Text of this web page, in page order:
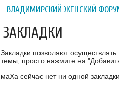
ВЛАДИМИРСКИЙ ЖЕНСКИЙ
ЗАКЛАДКИ
Закладки позволяют
темы, просто нажмите на
маХа сейчас нет ни одной закладки.